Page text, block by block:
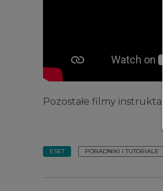
Pozostałe filmy
ESET PORADNIKI I TUTORIALE